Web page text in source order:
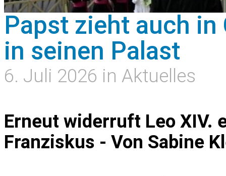
Papst zieht auch
in seinen Palast
6. Juli 2026 in Aktuelles
Erneut widerruft Leo XIV.
Franziskus - Von Sabine